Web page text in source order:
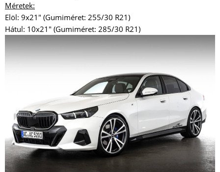
Méretek:
Elöl: 9x21" (Gumiméret: 255/30 R21)
Hátul: 10x21" (Gumiméret: 285/30 R21)